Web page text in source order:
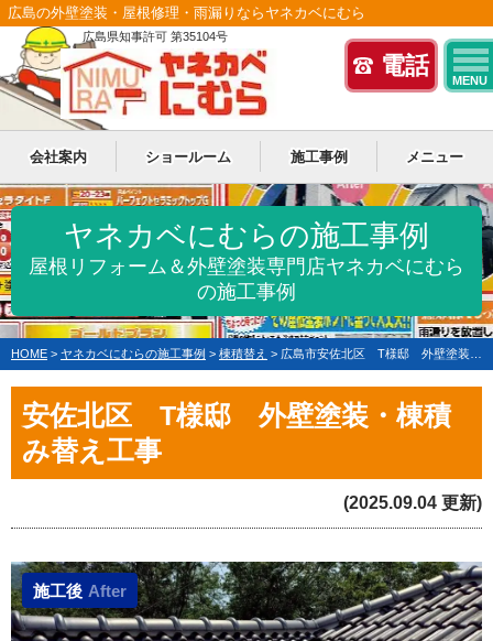
電話
MENU
広島の外壁塗装・屋根修理・雨漏りならヤネカベにむら
広島県知事許可 第35104号
会社案内 ショールーム 施工事例 メニュー
ヤネカベにむらの施工事例
屋根リフォーム＆外壁塗装専門店ヤネカベにむら
の施工事例
HOME > ヤネカベにむらの施工事例 > 棟積替え > 広島市安佐北区 T様邸 外壁塗装・棟積み替え工事
安佐北区 T様邸 外壁塗装・棟積
み替え工事
(2025.09.04 更新)
施工後 After